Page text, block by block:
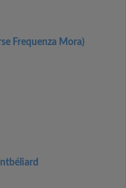
Frequenza Mora)